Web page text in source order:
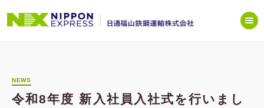
NEWS
令和8年度 新入社員入社式を行いまし